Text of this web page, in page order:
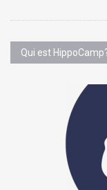
Qui est